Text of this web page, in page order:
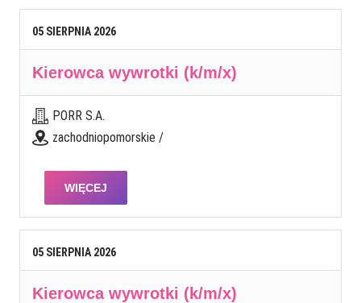
05 SIERPNIA 2026
Kierowca wywrotki (k/m/x)
PORR S.A.
zachodniopomorskie /
WIĘCEJ
05 SIERPNIA 2026
Kierowca wywrotki (k/m/x)